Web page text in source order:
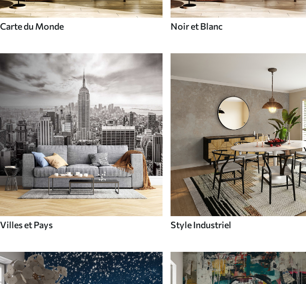
Carte du Monde Noir et Blanc
Villes et Pays Style Industriel